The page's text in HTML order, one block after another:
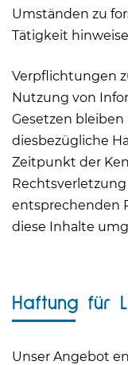
Umständen zu
Tätigkeit
Verpflichtungen
Nutzung von
Gesetzen
diesbezügliche
Zeitpunkt der
entsprechenden
diese Inhalte
Haftung für
Unser Angebot